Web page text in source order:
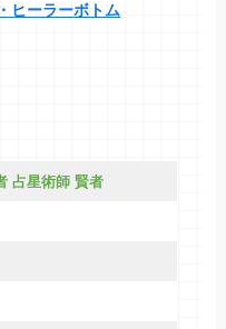
ヒーラーボトム
占星術師 賢者